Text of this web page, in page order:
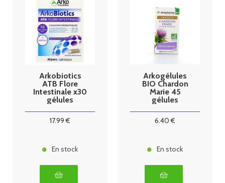
Arkobiotics
ATB Flore
Intestinale x30
gélules
17.99 €
En stock
Arkogélules
BIO Chardon
Marie 45
gélules
6.40 €
En stock